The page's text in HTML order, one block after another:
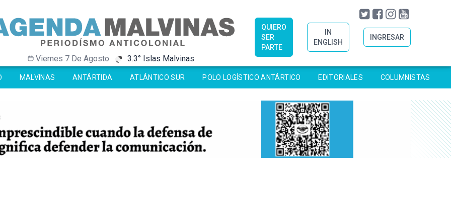
Viernes 7 De Agosto -33.8° Antártida
0.1° Ushuaia
3.3° Islas Malvinas
-33.8° Antártida
0.1° Ushuaia
QUIERO
SER
PARTE
IN
ENGLISH
INGRESAR
MALVINAS ANTÁRTIDA ATLÁNTICO SUR POLO LOGÍSTICO ANTÁRTICO EDITORIALES COLUMNISTAS